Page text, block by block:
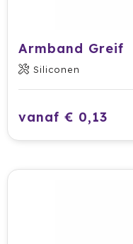
Armband Greif
Siliconen
vanaf € 0,13